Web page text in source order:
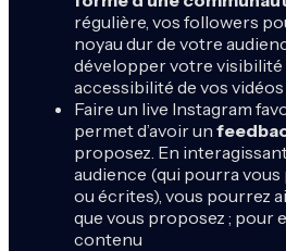
régulière, vos followers
noyau dur de votre
développer votre visibilité
accessibilité de vos vidéos
Faire un live Instagram
permet d’avoir un
proposez. En
audience (qui pourra
ou écrites), vous pourrez
que vous proposez ; pour
contenu